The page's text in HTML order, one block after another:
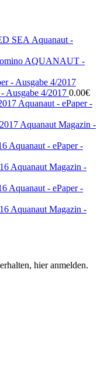
Aquanaut -
AQUANAUT -
Ausgabe 4/2017 0.00€
Aquanaut - ePaper -
Aquanaut Magazin -
Aquanaut - ePaper -
Aquanaut Magazin -
Aquanaut - ePaper -
Aquanaut Magazin -
hier anmelden.